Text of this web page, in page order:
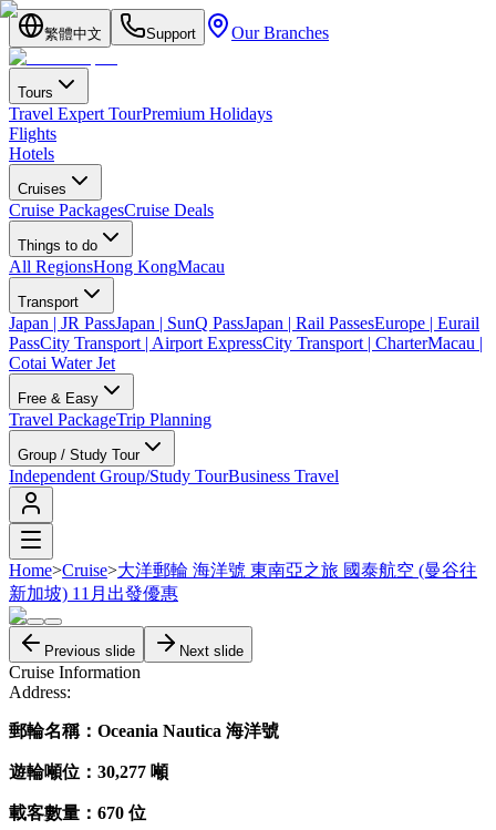
繁體中文 Support Our Branches
Tours
Travel Expert TourPremium Holidays
Flights
Hotels
Cruises
Cruise PackagesCruise Deals
Things to do
All RegionsHong KongMacau
Transport
Japan | JR PassJapan | SunQ PassJapan | Rail PassesEurope | Eurail
PassCity Transport | Airport ExpressCity Transport | CharterMacau |
Cotai Water Jet
Free & Easy
Travel PackageTrip Planning
Group / Study Tour
Independent Group/Study TourBusiness Travel
Home>Cruise>大洋郵輪 海洋號 東南亞之旅 國泰航空 (曼谷往
新加坡) 11月出發優惠
Previous slide Next slide
Cruise Information
Address:
郵輪名稱：Oceania Nautica 海洋號
遊輪噸位：30,277 噸
載客數量：670 位